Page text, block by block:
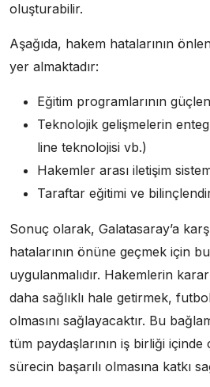
oluşturabilir.
Aşağıda, hakem hatalarının
yer almaktadır:
Eğitim programlarının
Teknolojik gelişmelerin
line teknolojisi vb.)
Hakemler arası iletişim
Taraftar eğitimi ve
Sonuç olarak, Galatasaray’a
hatalarının önüne geçmek için
uygulanmalıdır. Hakemlerin
daha sağlıklı hale getirmek,
olmasını sağlayacaktır. Bu
tüm paydaşlarının iş birliği içinde
sürecin başarılı olmasına katkı